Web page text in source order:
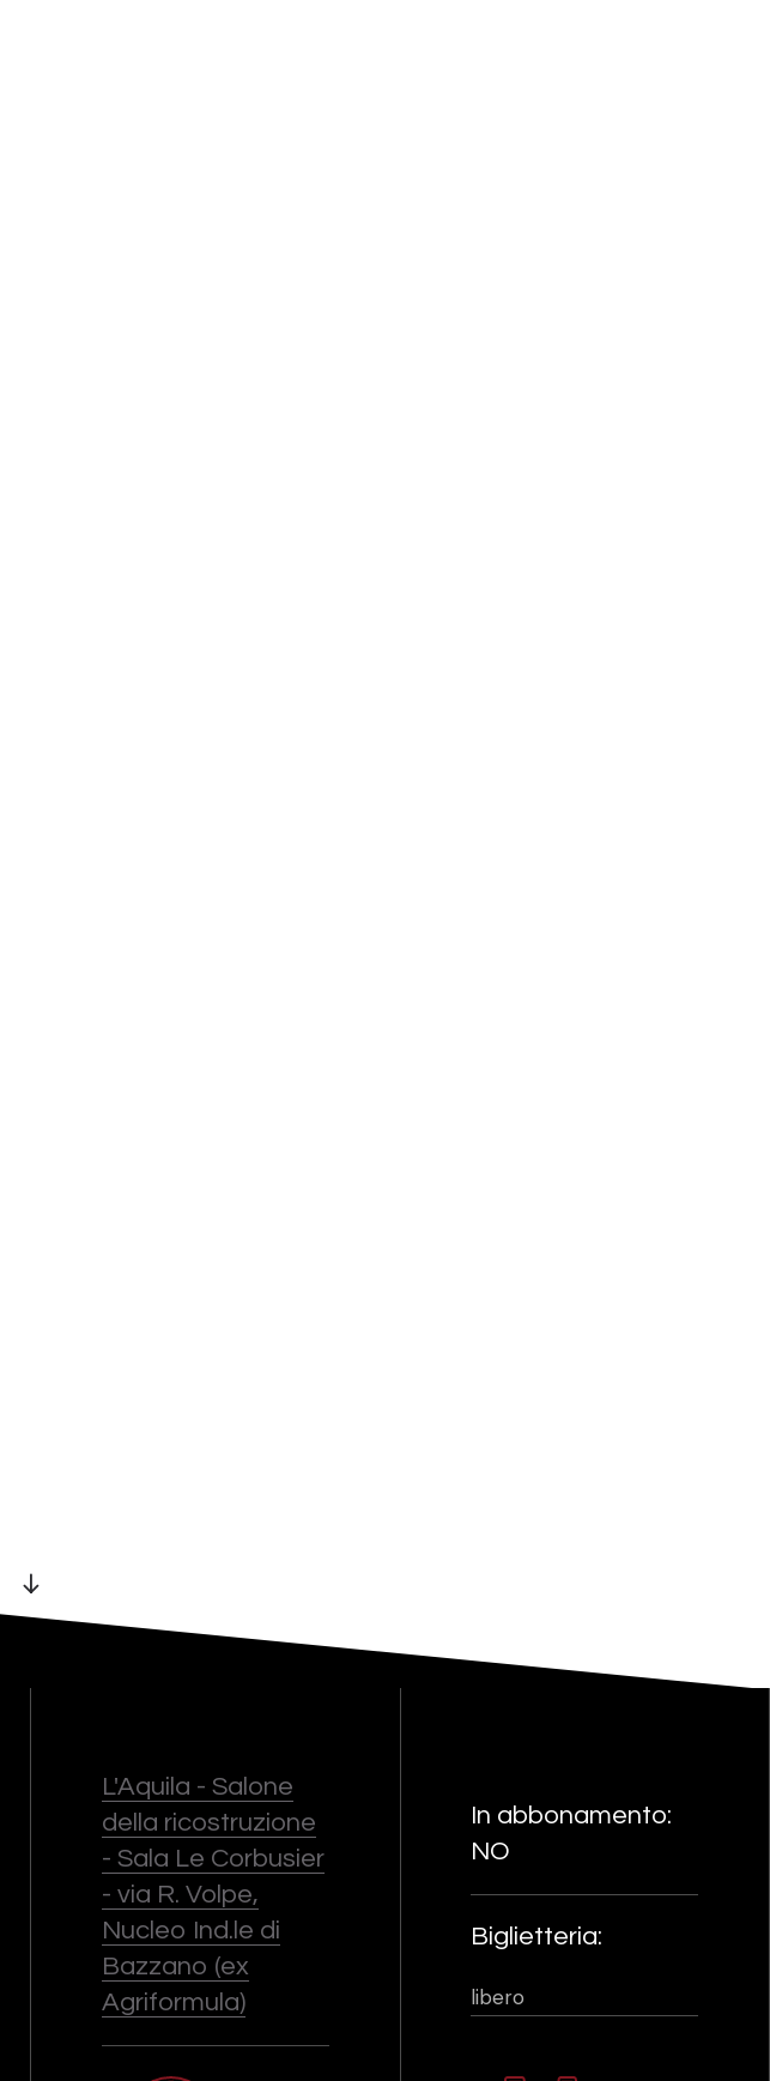
L'Aquila - Salone
della ricostruzione
- Sala Le Corbusier
- via R. Volpe,
Nucleo Ind.le di
Bazzano (ex
Agriformula)
In abbonamento:
NO
Biglietteria:
libero